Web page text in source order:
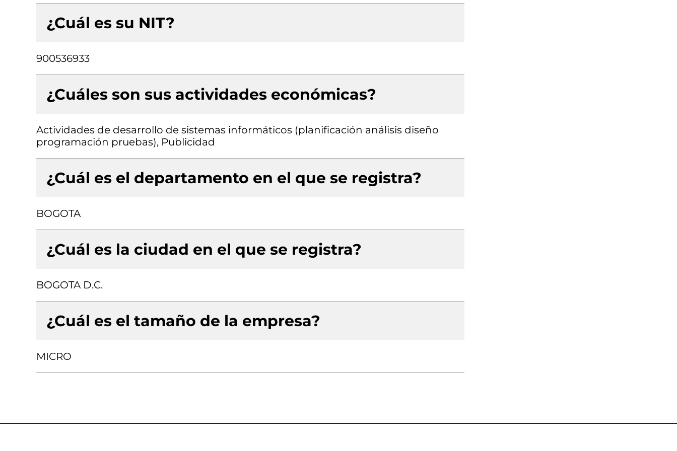
¿Cuál es su NIT?
900536933
¿Cuáles son sus actividades económicas?
Actividades de desarrollo de sistemas informáticos (planificación análisis diseño
programación pruebas), Publicidad
¿Cuál es el departamento en el que se registra?
BOGOTA
¿Cuál es la ciudad en el que se registra?
BOGOTA D.C.
¿Cuál es el tamaño de la empresa?
MICRO